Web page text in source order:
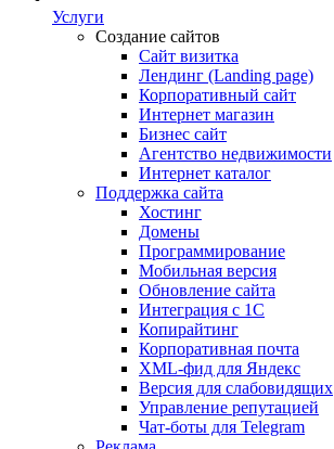
Услуги
Создание сайтов
Сайт визитка
Лендинг (Landing page)
Корпоративный сайт
Интернет магазин
Бизнес сайт
Агентство недвижимости
Интернет каталог
Поддержка сайта
Хостинг
Домены
Программирование
Мобильная версия
Обновление сайта
Интеграция с 1С
Копирайтинг
Корпоративная почта
XML-фид для Яндекс
Версия для слабовидящих
Управление репутацией
Чат-боты для Telegram